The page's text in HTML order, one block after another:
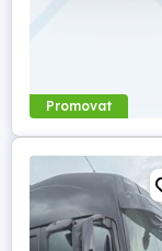
Promovat